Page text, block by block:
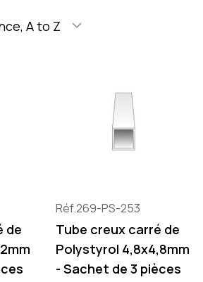
A to Z
de
Réf.269-PS-253
Tube creux carré de
Polystyrol 4,8x4,8mm
- Sachet de 3 pièces